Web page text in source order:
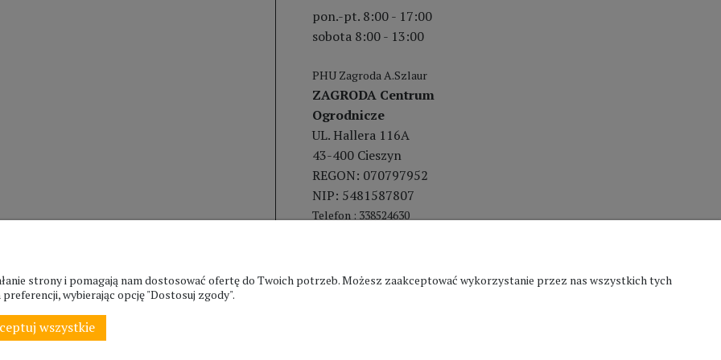
pon.-pt. 8:00 - 17:00
sobota 8:00 - 13:00
PHU Zagroda A.Szlaur
ZAGRODA Centrum
Ogrodnicze
UL. Hallera 116A
43-400 Cieszyn
REGON: 070797952
NIP: 5481587807
Telefon : 338524630
strony i pomagają nam dostosować ofertę do Twoich potrzeb. Możesz zaakceptować wykorzystanie przez nas wszystkich tych
wybierając opcję "Dostosuj zgody".
wszystkie